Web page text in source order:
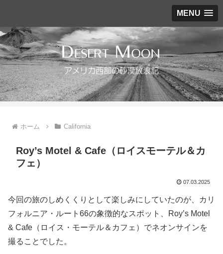
MENU
ホーム California
Roy’s Motel & Cafe（ロイスモーテル＆カ
フェ）
07.03.2025
今回の旅のしめくくりとして楽しみにしていたのが、カリ
フォルニア・ルート66の象徴的なスポット、Roy’s Motel
& Cafe（ロイス・モーテル＆カフェ）でネオンサインを
撮ることでした。